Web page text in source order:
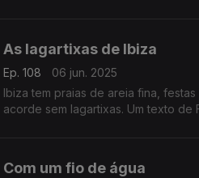
As lagartixas de Ibiza
Ep. 108
06 jun. 2025
Ibiza tem praias de areia fina,
acorde sem lagartixas. Um texto de
Com um fio de água